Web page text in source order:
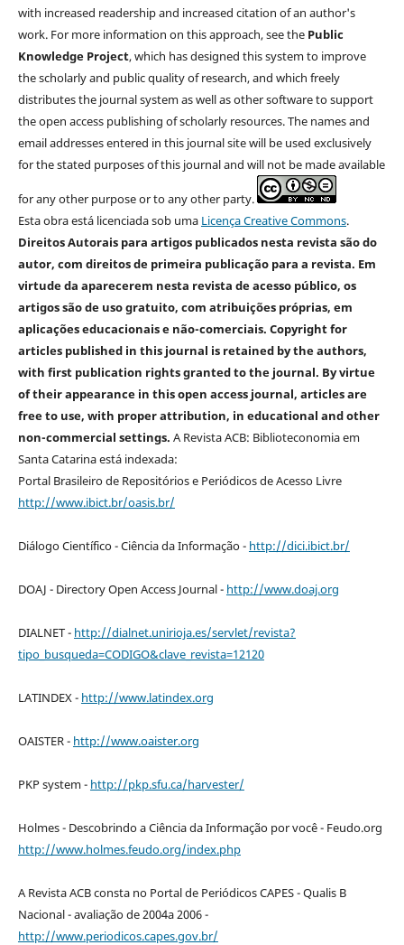
with increased readership and increased citation of an author's
work. For more information on this approach, see the Public
Knowledge Project, which has designed this system to improve
the scholarly and public quality of research, and which freely
distributes the journal system as well as other software to support
the open access publishing of scholarly resources. The names and
email addresses entered in this journal site will be used exclusively
for the stated purposes of this journal and will not be made available
for any other purpose or to any other party.
Esta obra está licenciada sob uma Licença Creative Commons.
Direitos Autorais para artigos publicados nesta revista são do
autor, com direitos de primeira publicação para a revista. Em
virtude da aparecerem nesta revista de acesso público, os
artigos são de uso gratuito, com atribuições próprias, em
aplicações educacionais e não-comerciais. Copyright for
articles published in this journal is retained by the authors,
with first publication rights granted to the journal. By virtue
of their appearance in this open access journal, articles are
free to use, with proper attribution, in educational and other
non-commercial settings. A Revista ACB: Biblioteconomia em
Santa Catarina está indexada:
Portal Brasileiro de Repositórios e Periódicos de Acesso Livre
http://www.ibict.br/oasis.br/
Diálogo Científico - Ciência da Informação - http://dici.ibict.br/
DOAJ - Directory Open Access Journal - http://www.doaj.org
DIALNET - http://dialnet.unirioja.es/servlet/revista?
tipo_busqueda=CODIGO&clave_revista=12120
LATINDEX - http://www.latindex.org
OAISTER - http://www.oaister.org
PKP system - http://pkp.sfu.ca/harvester/
Holmes - Descobrindo a Ciência da Informação por você - Feudo.org
http://www.holmes.feudo.org/index.php
A Revista ACB consta no Portal de Periódicos CAPES - Qualis B
Nacional - avaliação de 2004a 2006 -
http://www.periodicos.capes.gov.br/